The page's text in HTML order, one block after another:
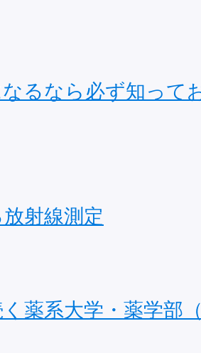
るなら必ず知って
射線測定
薬系大学・薬学部